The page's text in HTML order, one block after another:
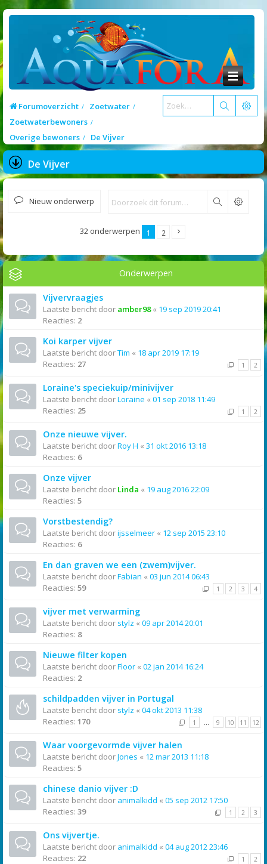
Forumoverzicht
Zoetwater
Zoetwaterbewoners
Overige bewoners
De Vijver
De Vijver
Nieuw onderwerp Zoek
32 onderwerpen 1 2
Onderwerpen
Vijvervraagjes
Laatste bericht door amber98« 19 sep 2019 20:41
Reacties: 2
Koi karper vijver
Laatste bericht doorTim « 18 apr 2019 17:19
Reacties: 27 1 2
Loraine's speciekuip/minivijver
Laatste bericht doorLoraine « 01 sep 2018 11:49
Reacties: 25 1 2
Onze nieuwe vijver.
Laatste bericht doorRoy H « 31 okt 2016 13:18
Reacties: 6
Onze vijver
Laatste bericht door Linda « 19 aug 2016 22:09
Reacties: 5
Vorstbestendig?
Laatste bericht doorijsselmeer « 12 sep 2015 23:10
Reacties: 6
En dan graven we een (zwem)vijver.
Laatste bericht doorFabian « 03 jun 2014 06:43
Reacties: 59 1 2 3 4
vijver met verwarming
Laatste bericht door stylz « 09 apr 2014 20:01
Reacties: 8
Nieuwe filter kopen
Laatste bericht doorFloor « 02 jan 2014 16:24
Reacties: 2
schildpadden vijver in Portugal
Laatste bericht door stylz « 04 okt 2013 11:38
Reacties: 170 1 … 9 10 11 12
Waar voorgevormde vijver halen
Laatste bericht doorJones « 12 mar 2013 11:18
Reacties: 5
chinese danio vijver :D
Laatste bericht door animalkidd « 05 sep 2012 17:50
Reacties: 39 1 2 3
Ons vijvertje.
Laatste bericht door animalkidd « 04 aug 2012 23:46
Reacties: 22 1 2